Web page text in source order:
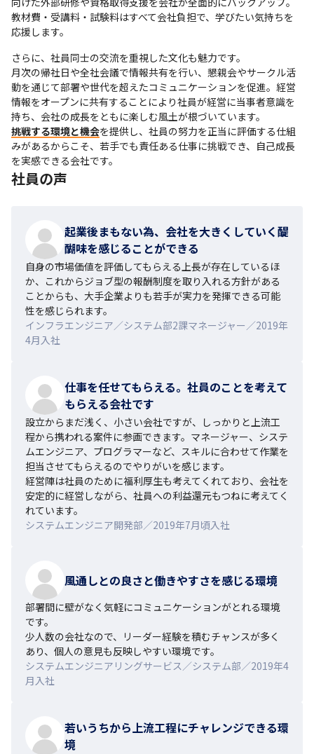
教材費・受講料・試験料はすべて会社負担で、学びたい気持ちを
応援します。
さらに、社員同士の交流を重視した文化も魅力です。
月次の帰社日や全社会議で情報共有を行い、懇親会やサークル活
動を通じて部署や世代を超えたコミュニケーションを促進。経営
情報をオープンに共有することにより社員が経営に当事者意識を
挑戦する環境と機会を提供し、社員の努力を正当に評価する仕組
みがあるからこそ、若手でも責任ある仕事に挑戦でき、自己成長
を実感できる会社です。
社員の声
起業後まもない為、会社を大きくしていく醍
醐味を感じることができる
自身の市場価値を評価してもらえる上長が存在しているほ
か、これからジョブ型の報酬制度を取り入れる方針がある
ことからも、大手企業よりも若手が実力を発揮できる可能
性を感じられます。
インフラエンジニア／システム部2課マネージャー／2019年
4月入社
仕事を任せてもらえる。社員のことを考えて
もらえる会社です
設立からまだ浅く、小さい会社ですが、しっかりと上流工
程から携われる案件に参画できます。マネージャー、システ
ムエンジニア、プログラマーなど、スキルに合わせて作業を
担当させてもらえるのでやりがいを感じます。
経営陣は社員のために福利厚生も考えてくれており、会社を
安定的に経営しながら、社員への利益還元もつねに考えてく
れています。
システムエンジニア開発部／2019年7月頃入社
風通しとの良さと働きやすさを感じる環境
部署間に壁がなく気軽にコミュニケーションがとれる環境
です。
少人数の会社なので、リーダー経験を積むチャンスが多く
あり、個人の意見も反映しやすい環境です。
システムエンジニアリングサービス／システム部／2019年4
月入社
若いうちから上流工程にチャレンジできる環
境